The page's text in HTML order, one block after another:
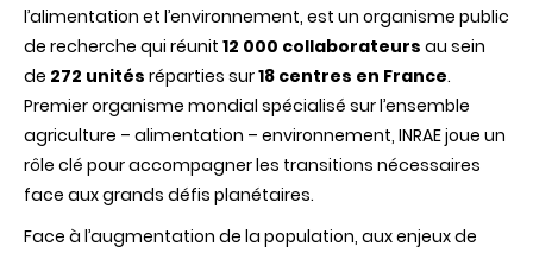
l’alimentation et l’environnement, est un organisme public
de recherche qui réunit 12 000 collaborateurs au sein
de 272 unités réparties sur18 centres en France.
Premier organisme mondial spécialisé sur l’ensemble
agriculture – alimentation – environnement, INRAE joue un
rôle clé pour accompagner les transitions nécessaires
face aux grands défis planétaires.
Face à l’augmentation de la population, aux enjeux de